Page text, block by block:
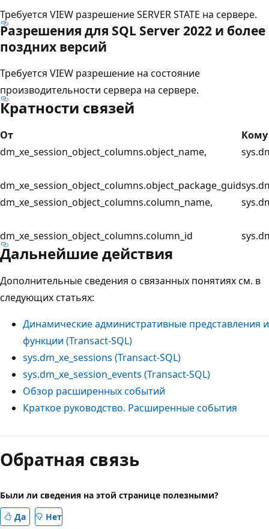
Требуется VIEW разрешение SERVER STATE на сервере.
Разрешения для SQL Server 2022 и более
поздних версий
Требуется VIEW разрешение на состояние
производительности сервера на сервере.
Кратности связей
От
Кому
dm_xe_session_object_columns.object_name,
dm_xe_session_object_columns.object_package_guid
dm_xe_session_object_columns.column_name,
dm_xe_session_object_columns.column_id
Дальнейшие действия
Дополнительные сведения о связанных понятиях см. в
следующих статьях:
Динамические административные представления и
функции (Transact-SQL)
sys.dm_xe_sessions (Transact-SQL)
sys.dm_xe_session_events (Transact-SQL)
Обзор расширенных событий
Краткое руководство. Расширенные события
Режим
чтения
выключен
Обратная связь
Были ли сведения на этой странице полезными?
Да
Нет